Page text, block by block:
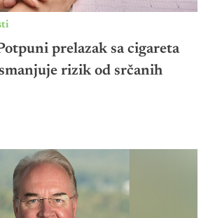
prelazak sa cigareta
rizik od srčanih